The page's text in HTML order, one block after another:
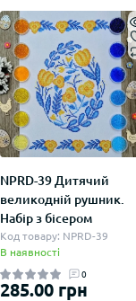
NPRD-39 Дитячий
великодній рушник.
Набір з бісером
Код товару: NPRD-39
В наявності
0
285.00 грн